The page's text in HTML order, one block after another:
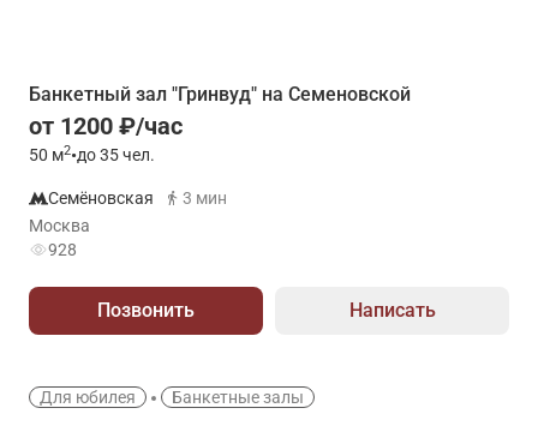
Банкетный зал "Гринвуд" на Семеновской
от 1200 ₽/час
50 м2•до 35 чел.
Семёновская
3 мин
Москва
928
Позвонить Написать
Для юбилея Банкетные залы